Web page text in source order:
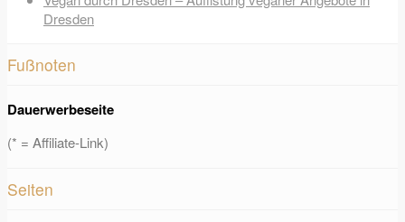
Dresden
Fußnoten
Dauerwerbeseite
(* = Affiliate-Link)
Seiten